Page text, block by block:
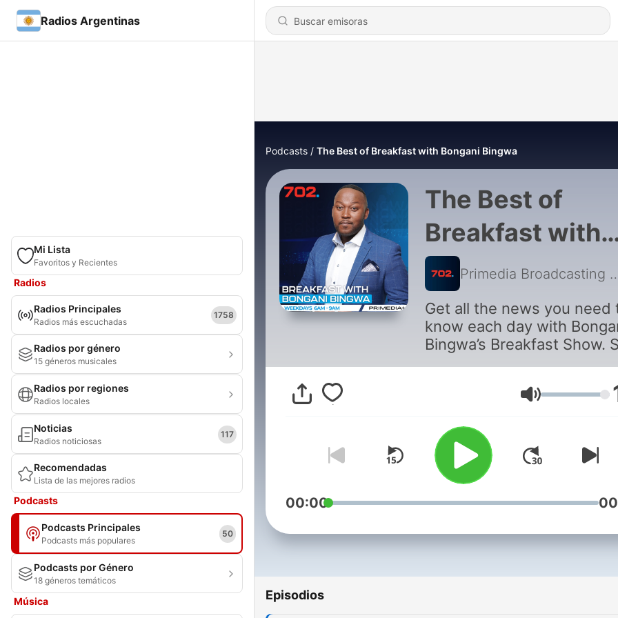
Radios Argentinas
Mi Lista
Favoritos y Recientes
Radios
Radios Principales
Radios más escuchadas
1758
Radios por género
15 géneros musicales
Radios por regiones
Radios locales
Noticias
Radios noticiosas
117
Recomendadas
Lista de las mejores radios
Podcasts
Podcasts Principales
Podcasts más populares
50
Podcasts por Género
18 géneros temáticos
Música
Podcasts The Best of Breakfast with Bongani Bingwa
The Best of
Breakfast with
Bongani Bingwa
Primedia Broadcasting |
Get all the news you need
know each day with
Bingwa’s Breakfast Show.
making headlines as well
the stories.
Volumen
00:00
Episodios